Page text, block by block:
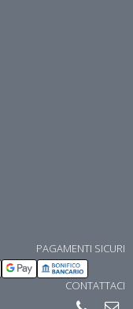
PAGAMENTI SICURI
CONTATTACI